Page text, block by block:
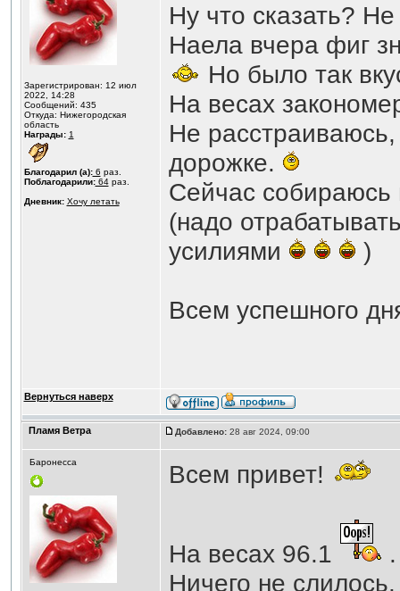
Зарегистрирован: 12 июл
2022, 14:28
Сообщений: 435
Откуда: Нижегородская
область
Награды: 1
Благодарил (а):6 раз.
Поблагодарили:64раз.
Дневник: Хочу летать
Ну что сказать?
Наела вчера фиг
Но было так
На весах
Не
дорожке.
Сейчас собираюсь
(надо
усилиями
)
Всем успешного
Вернуться наверх
Пламя Ветра Добавлено:28 авг 2024, 09:00
Баронесса Всем привет!
На весах 96.1
Ничего не